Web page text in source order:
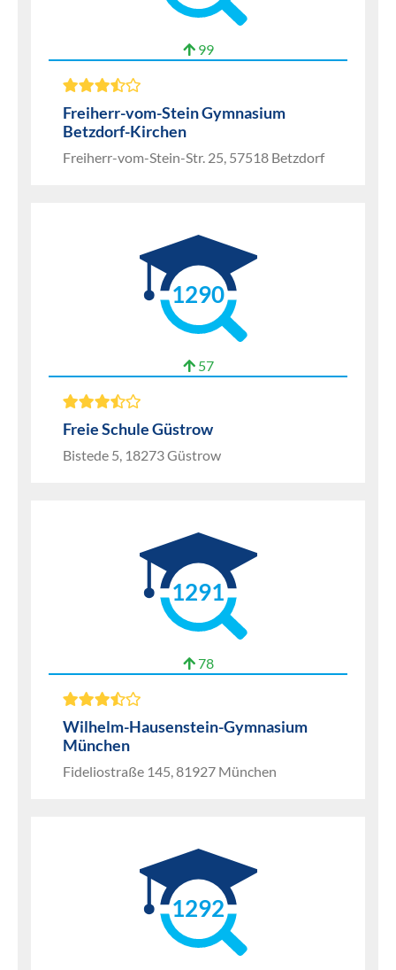
99
Freiherr-vom-Stein Gymnasium
Betzdorf-Kirchen
Freiherr-vom-Stein-Str. 25, 57518 Betzdorf
1290
57
Freie Schule Güstrow
Bistede 5, 18273 Güstrow
1291
78
Wilhelm-Hausenstein-Gymnasium
München
Fideliostraße 145, 81927 München
1292